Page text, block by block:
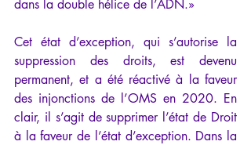
dans la double hélice de l’ADN.»
Cet état d’exception, qui s’autorise la
suppression des droits, est devenu
permanent, et a été réactivé à la faveur
des injonctions de l’OMS en 2020. En
clair, il s’agit de supprimer l’état de Droit
à la faveur de l’état d’exception. Dans la